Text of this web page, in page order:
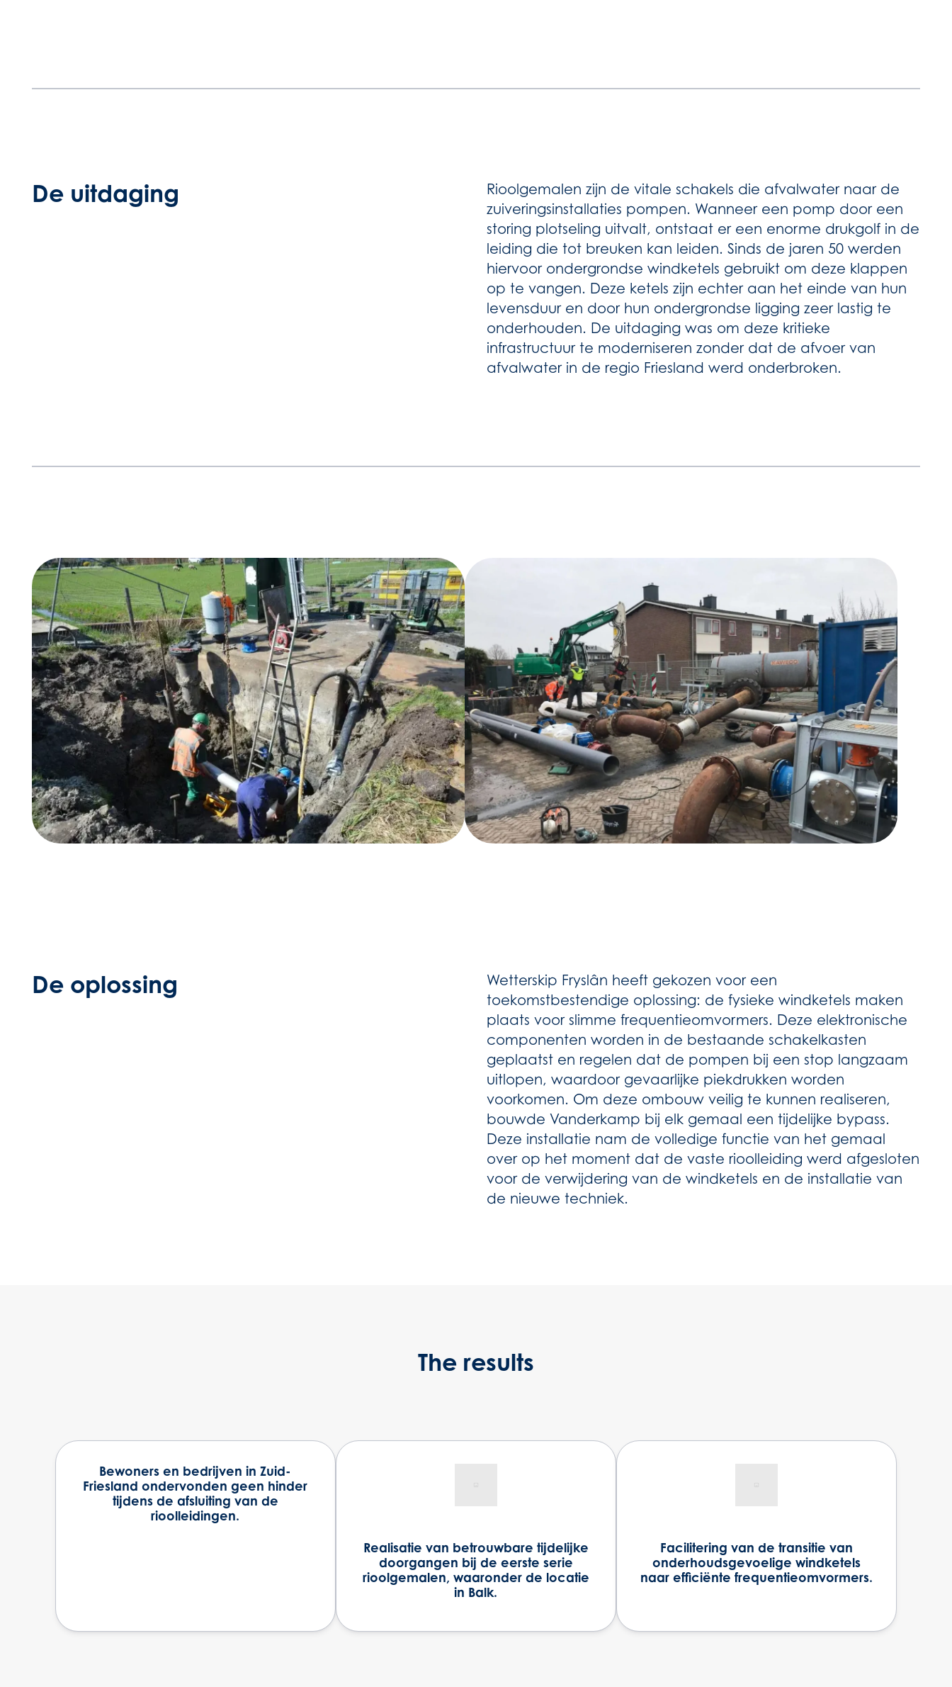
De uitdaging
Rioolgemalen zijn de vitale schakels die afvalwater naar de
zuiveringsinstallaties pompen. Wanneer een pomp door een
storing plotseling uitvalt, ontstaat er een enorme drukgolf in de
leiding die tot breuken kan leiden. Sinds de jaren 50 werden
hiervoor ondergrondse windketels gebruikt om deze klappen
op te vangen. Deze ketels zijn echter aan het einde van hun
levensduur en door hun ondergrondse ligging zeer lastig te
onderhouden. De uitdaging was om deze kritieke
infrastructuur te moderniseren zonder dat de afvoer van
afvalwater in de regio Friesland werd onderbroken.
De oplossing
Wetterskip Fryslân heeft gekozen voor een
toekomstbestendige oplossing: de fysieke windketels maken
plaats voor slimme frequentieomvormers. Deze elektronische
componenten worden in de bestaande schakelkasten
geplaatst en regelen dat de pompen bij een stop langzaam
uitlopen, waardoor gevaarlijke piekdrukken worden
voorkomen. Om deze ombouw veilig te kunnen realiseren,
bouwde Vanderkamp bij elk gemaal een tijdelijke bypass.
Deze installatie nam de volledige functie van het gemaal
over op het moment dat de vaste rioolleiding werd afgesloten
voor de verwijdering van de windketels en de installatie van
de nieuwe techniek.
The results
Bewoners en bedrijven in Zuid-
Friesland ondervonden geen hinder
tijdens de afsluiting van de
rioolleidingen.
Realisatie van betrouwbare tijdelijke
doorgangen bij de eerste serie
rioolgemalen, waaronder de locatie
in Balk.
Facilitering van de transitie van
onderhoudsgevoelige windketels
naar efficiënte frequentieomvormers.